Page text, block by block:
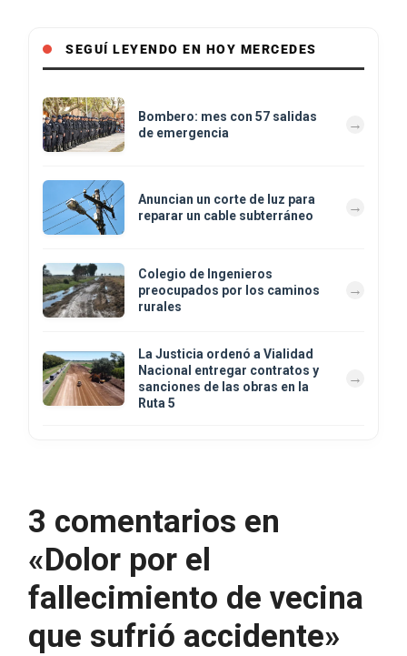
SEGUÍ LEYENDO EN HOY MERCEDES
Bombero: mes con 57 salidas
de emergencia
Anuncian un corte de luz para
reparar un cable subterráneo
Colegio de Ingenieros
preocupados por los caminos
rurales
La Justicia ordenó a Vialidad
Nacional entregar contratos y
sanciones de las obras en la
Ruta 5
3 comentarios en
«Dolor por el
fallecimiento de vecina
que sufrió accidente»